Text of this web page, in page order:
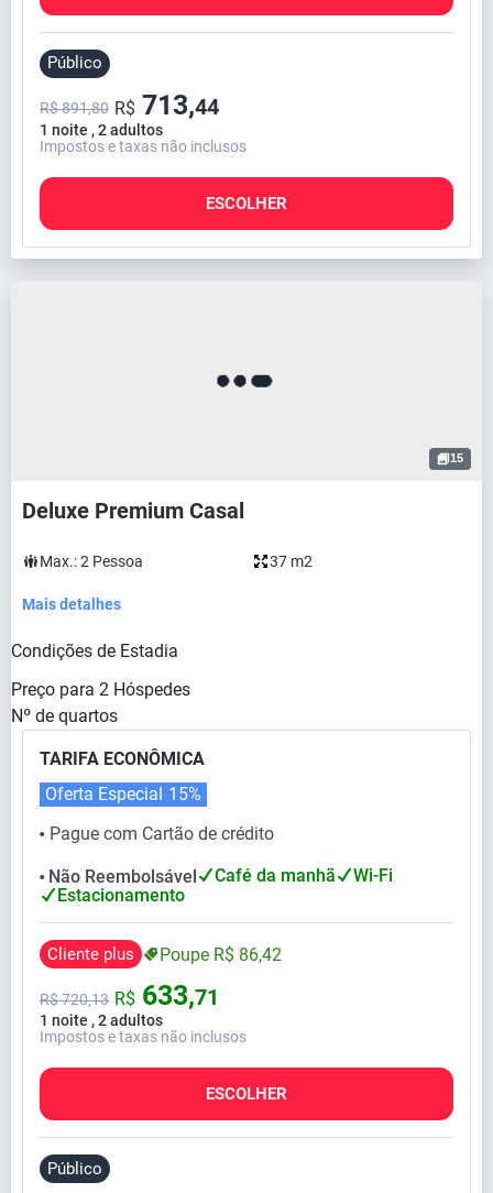
Público
1 noite , 2 adultos
R$ 891,80 R$ 713,44
Impostos e taxas não inclusos
ESCOLHER
15
Deluxe Premium Casal
Max.:2 Pessoa 37 m2
Mais detalhes
Condições de Estadia
Preço para 2 Hóspedes
Nº de quartos
TARIFA ECONÔMICA
⬤ Pague com Cartão de crédito
Oferta Especial 15%
⬤ Não Reembolsável Café da manhã
Wi-Fi
Estacionamento
Cliente plus Poupe R$ 86,42
1 noite , 2 adultos
R$720,13 R$ 633,71
Impostos e taxas não inclusos
ESCOLHER
Público